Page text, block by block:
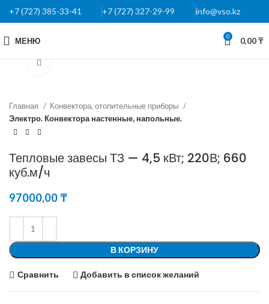
+7 (727) 385-33-41 +7 (727) 327-29-99 info@vso.kz
МЕНЮ 0 0,00₸
Главная
Конвектора, отопительные приборы
Электро. Конвектора настенные, напольные.
Тепловые завесы ТЗ — 4,5 кВт; 220В; 660
куб.м/ч
97000,00₸
В КОРЗИНУ
Сравнить Добавить в список желаний